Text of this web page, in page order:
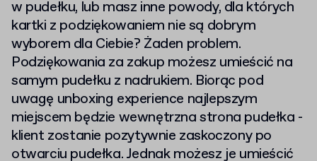
w pudełku, lub masz inne powody, dla których
kartki z podziękowaniem nie są dobrym
wyborem dla Ciebie? Żaden problem.
Podziękowania za zakup możesz umieścić na
samym pudełku z nadrukiem. Biorąc pod
uwagę unboxing experience najlepszym
miejscem będzie wewnętrzna strona pudełka -
klient zostanie pozytywnie zaskoczony po
otwarciu pudełka. Jednak możesz je umieścić